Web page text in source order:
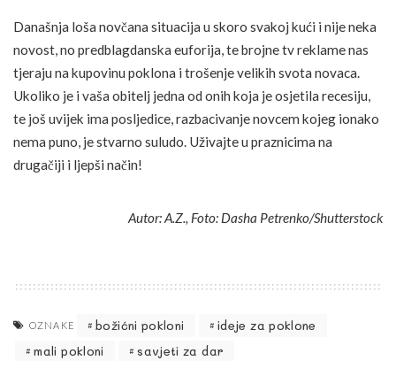
Današnja loša novčana situacija u skoro svakoj kući i nije neka
novost, no predblagdanska euforija, te brojne tv reklame nas
tjeraju na kupovinu poklona i trošenje velikih svota novaca.
Ukoliko je i vaša obitelj jedna od onih koja je osjetila recesiju,
te još uvijek ima posljedice, razbacivanje novcem kojeg ionako
nema puno, je stvarno suludo. Uživajte u praznicima na
drugačiji i ljepši način!
Autor: A.Z., Foto: Dasha Petrenko/Shutterstock
OZNAKE božićni pokloni
ideje za poklone
mali pokloni
savjeti za dar